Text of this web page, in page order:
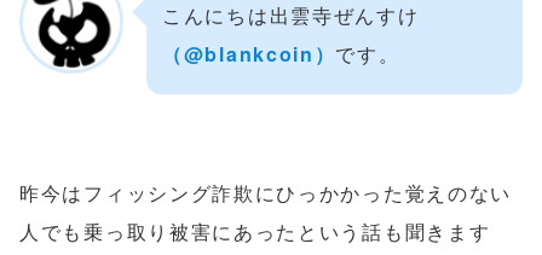
こんにちは出雲寺ぜんすけ
（‎@blankcoin） です。
昨今はフィッシング詐欺にひっかかった覚えのない
人でも乗っ取り被害にあったという話も聞きます